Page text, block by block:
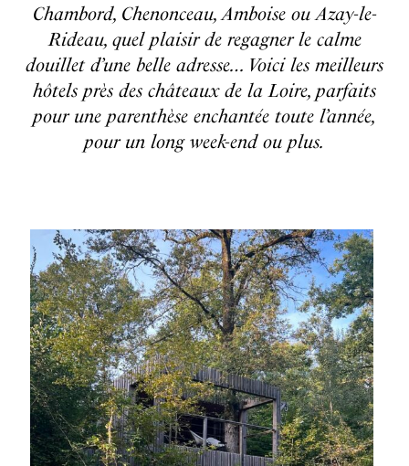
Chambord, Chenonceau, Amboise ou Azay-le-
Rideau, quel plaisir de regagner le calme
douillet d’une belle adresse… Voici les meilleurs
hôtels près des châteaux de la Loire, parfaits
pour une parenthèse enchantée toute l’année,
pour un long week-end ou plus.